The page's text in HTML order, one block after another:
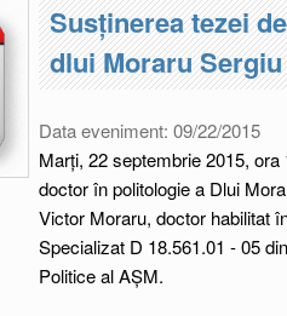
Susţinerea tezei
dlui Moraru Sergiu
Data eveniment: 09/22/2015
Marți, 22 septembrie 2015,
doctor în politologie a Dlui
Victor Moraru, doctor habilitat
Specializat D 18.561.01 - 05
Politice al AŞM.